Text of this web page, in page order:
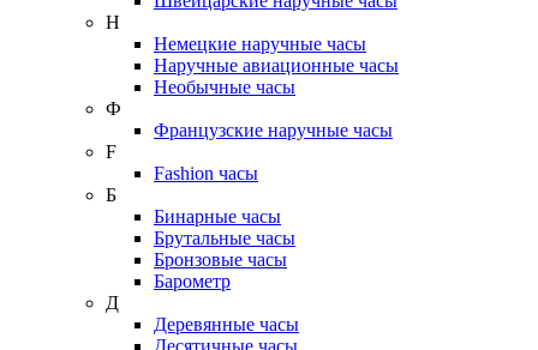
Н
Немецкие наручные часы
Наручные авиационные часы
Необычные часы
Ф
Французские наручные часы
F
Fashion часы
Б
Бинарные часы
Брутальные часы
Бронзовые часы
Барометр
Д
Деревянные часы
Десятичные часы